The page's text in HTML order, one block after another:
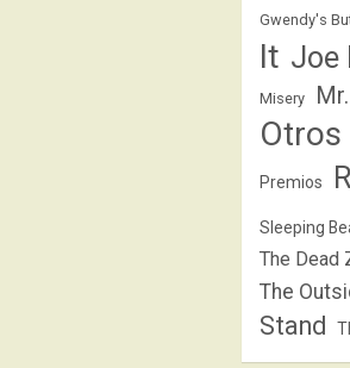
Gwendy's
It Joe
Misery
Premios
Sleeping
The Dead
The
Stand